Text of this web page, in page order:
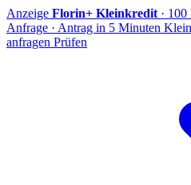
Anzeige Florin+ Kleinkredit ·
Anfrage · Antrag in 5 Minuten
anfragen Prüfen